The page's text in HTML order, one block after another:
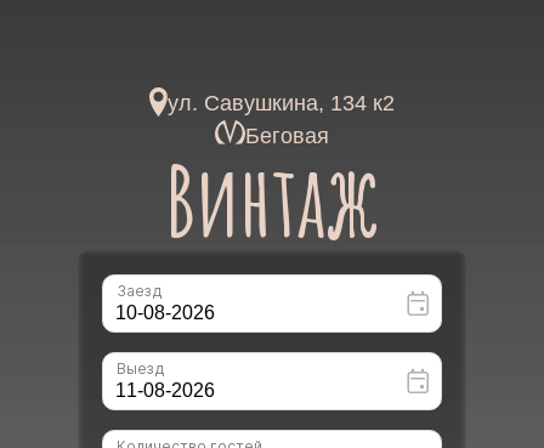
ул. Савушкина, 134 к2
Беговая
Винтаж